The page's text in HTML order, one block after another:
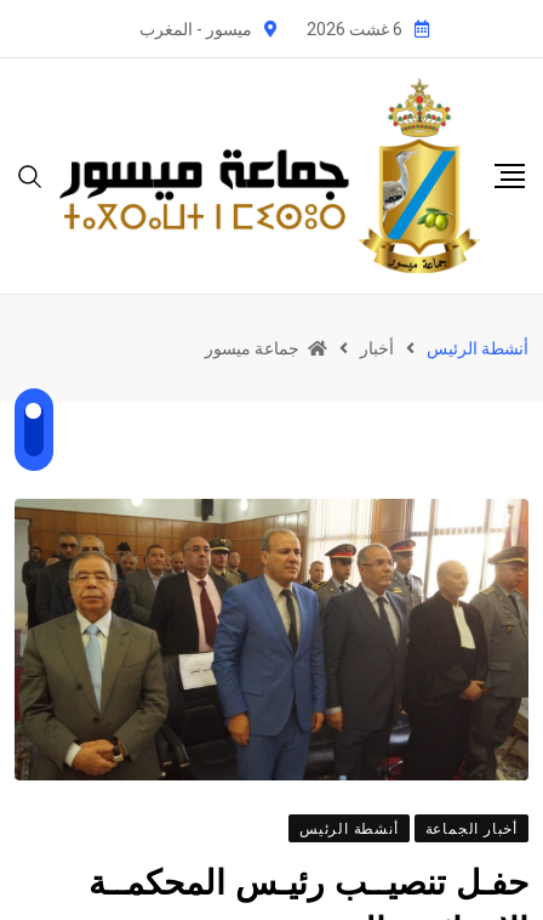
6 غشت 2026 ميسور - المغرب
أنشطة الرئيس أخبار جماعة ميسور
أخبار الجماعة أنشطة الرئيس
حفـل تنصيــب رئيـس المحكمــة